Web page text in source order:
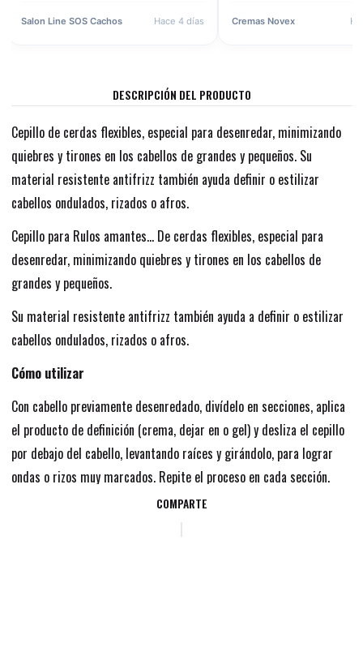
Salon Line SOS Cachos Hace 4 días Cremas Novex
DESCRIPCIÓN DEL PRODUCTO
Cepillo de cerdas flexibles, especial para desenredar, minimizando
quiebres y tirones en los cabellos de grandes y pequeños. Su
material resistente antifrizz también ayuda definir o estilizar
cabellos ondulados, rizados o afros.
Cepillo para Rulos amantes... De cerdas flexibles, especial para
desenredar, minimizando quiebres y tirones en los cabellos de
grandes y pequeños.
Su material resistente antifrizz también ayuda a definir o estilizar
cabellos ondulados, rizados o afros.
Cómo utilizar
Con cabello previamente desenredado, divídelo en secciones, aplica
el producto de definición (crema, dejar en o gel) y desliza el cepillo
por debajo del cabello, levantando raíces y girándolo, para lograr
ondas o rizos muy marcados. Repite el proceso en cada sección.
COMPARTE